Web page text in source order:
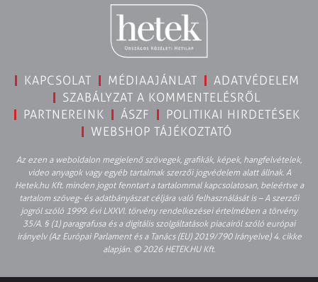
KAPCSOLAT MÉDIAAJÁNLAT
ADATVÉDELEM
SZABÁLYZAT A KOMMENTELÉSRŐL
PARTNEREINK
ÁSZF
POLITIKAI HIRDETÉSEK
WEBSHOP TÁJÉKOZTATÓ
Az ezen a weboldalon megjelenő szövegek, grafikák, képek, hangfelvételek,
video anyagok vagy egyéb tartalmak szerzői jogvédelem alatt állnak. A
Hetek.hu Kft. minden jogot fenntart a tartalommal kapcsolatosan, beleértve a
tartalom szöveg- és adatbányászat céljára való felhasználását is – A szerzői
jogról szóló 1999. évi LXXVI. törvény rendelkezései értelmében a törvény
35/A. § (1) paragrafusa és a digitális szolgáltatások piacairól szóló európai
irányelv (Az Európai Parlament és a Tanács (EU) 2019/790 Irányelve) 4. cikke
alapján. © 2026 HETEK.HU Kft.